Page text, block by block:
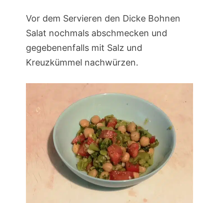
Vor dem Servieren den Dicke Bohnen
Salat nochmals abschmecken und
gegebenenfalls mit Salz und
Kreuzkümmel nachwürzen.